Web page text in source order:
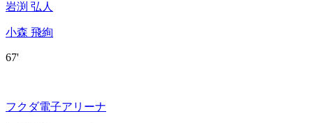
岩渕 弘人
小森 飛絢
67'
フクダ電子アリーナ